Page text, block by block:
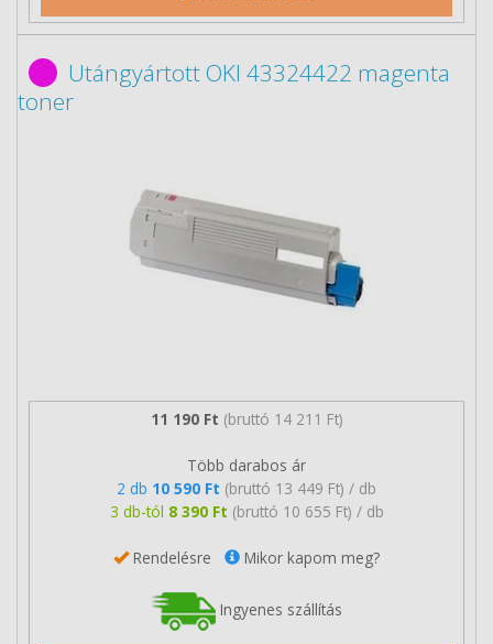
Utángyártott OKI 43324422 magenta
toner
11 190 Ft (bruttó 14 211 Ft)
Több darabos ár
2 db 10 590 Ft (bruttó 13 449 Ft) / db
3 db-tól 8 390 Ft (bruttó 10 655 Ft) / db
Rendelésre Mikor kapom meg?
Ingyenes szállítás